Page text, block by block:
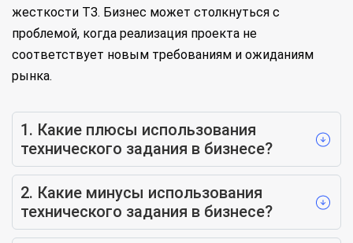
жесткости ТЗ. Бизнес может столкнуться с
проблемой, когда реализация проекта не
соответствует новым требованиям и ожиданиям
рынка.
1. Какие плюсы использования
технического задания в бизнесе?
2. Какие минусы использования
технического задания в бизнесе?